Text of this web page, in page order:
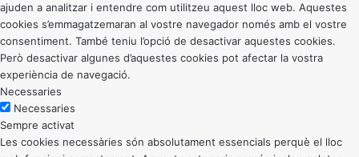
ajuden a analitzar i entendre com utilitzeu aquest lloc web. Aquestes
cookies s’emmagatzemaran al vostre navegador només amb el vostre
consentiment. També teniu l’opció de desactivar aquestes cookies.
Però desactivar algunes d’aquestes cookies pot afectar la vostra
experiència de navegació.
Necessaries
Necessaries
Sempre activat
Les cookies necessàries són absolutament essencials perquè el lloc